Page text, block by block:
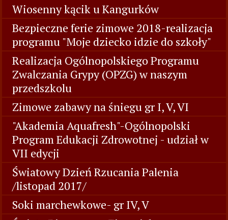
Wiosenny kącik u Kangurków
Bezpieczne ferie zimowe 2018-realizacja
programu "Moje dziecko idzie do szkoły"
Realizacja Ogólnopolskiego Programu
Zwalczania Grypy (OPZG) w naszym
przedszkolu
Zimowe zabawy na śniegu gr I, V, VI
"Akademia Aquafresh"-Ogólnopolski
Program Edukacji Zdrowotnej - udział w
VII edycji
Światowy Dzień Rzucania Palenia
/listopad 2017/
Soki marchewkowe- gr IV, V